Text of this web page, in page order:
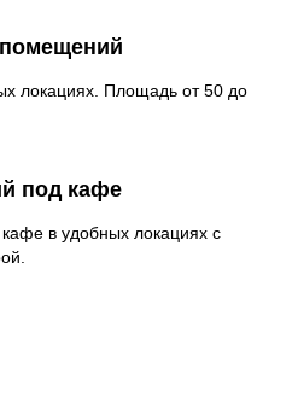
локациях. Площадь от 50 до
под кафе
в удобных локациях с